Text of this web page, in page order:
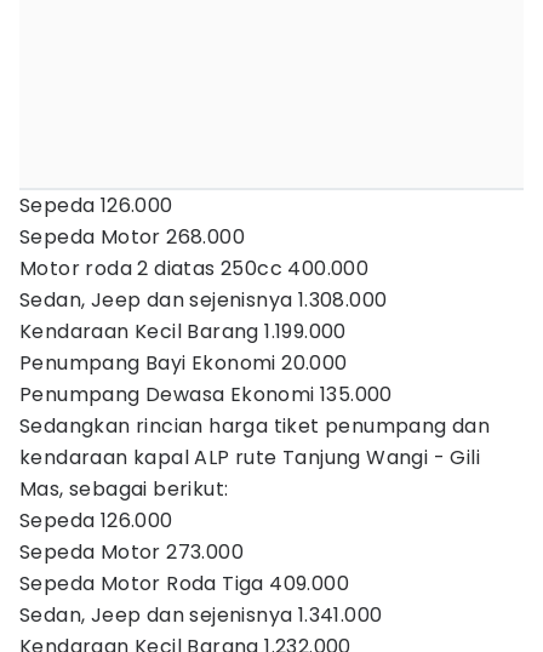
Sepeda 126.000
Sepeda Motor 268.000
Motor roda 2 diatas 250cc 400.000
Sedan, Jeep dan sejenisnya 1.308.000
Kendaraan Kecil Barang 1.199.000
Penumpang Bayi Ekonomi 20.000
Penumpang Dewasa Ekonomi 135.000
Sedangkan rincian harga tiket penumpang dan
kendaraan kapal ALP rute Tanjung Wangi - Gili
Mas, sebagai berikut:
Sepeda 126.000
Sepeda Motor 273.000
Sepeda Motor Roda Tiga 409.000
Sedan, Jeep dan sejenisnya 1.341.000